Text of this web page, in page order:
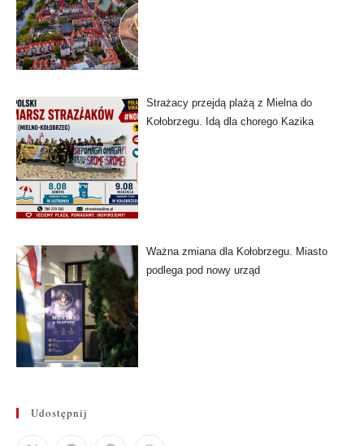
Strażacy przejdą plażą z Mielna do
Kołobrzegu. Idą dla chorego Kazika
Ważna zmiana dla Kołobrzegu. Miasto
podlega pod nowy urząd
Udostępnij